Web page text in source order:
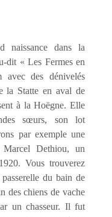
naissance dans la
dit « Les Fermes en
des dénivelés
la Statte en aval de
à la Hoëgne. Elle
sœurs, son lot
par exemple une
Dethiou, un
Vous trouverez
du bain de
des chiens de vache
un chasseur. Il fut